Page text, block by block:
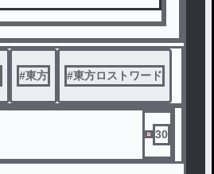
#東方 #東方ロストワード
30